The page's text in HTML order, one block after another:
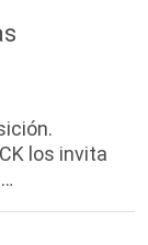
los invita